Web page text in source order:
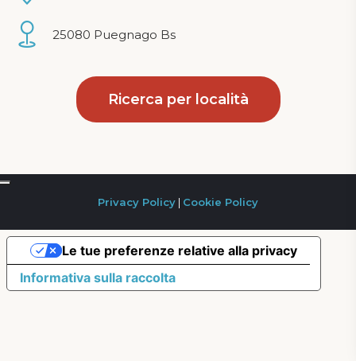
25080 Puegnago Bs
Ricerca per località
Privacy Policy | Cookie Policy
Informativa sulla raccolta
Le tue preferenze relative alla privacy